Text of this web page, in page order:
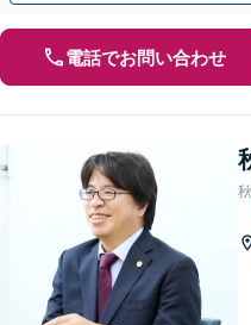
電話でお問い合わせ